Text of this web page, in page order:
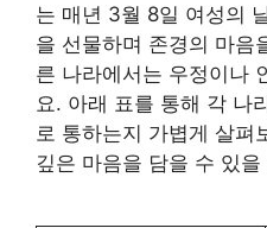
는 매년 3월 8일 여성의
을 선물하며 존경의 마음
른 나라에서는 우정이나
요. 아래 표를 통해 각 나
로 통하는지 가볍게 살펴
깊은 마음을 담을 수 있을